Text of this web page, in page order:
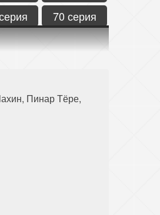
70 серия
80 серия
Пинар Тёре,